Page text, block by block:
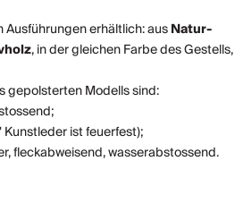
Ausführungen erhältlich: ausNatur-
, in der gleichen Farbe des Gestells,
gepolsterten Modells sind:
ist feuerfest);
fleckabweisend, wasserabstossend.